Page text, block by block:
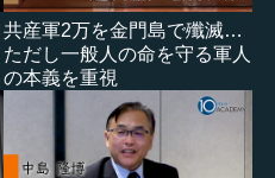
共産軍2万を金門島で殲滅…
ただし一般人の命を守る軍人
の本義を重視